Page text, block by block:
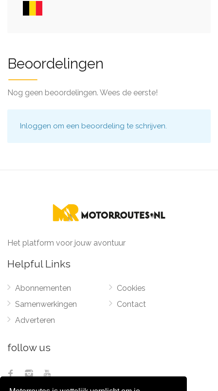
Beoordelingen
Nog geen beoordelingen. Wees de eerste!
Inloggen om een beoordeling te schrijven.
Het platform voor jouw avontuur
Helpful Links
Abonnementen
Samenwerkingen
Adverteren
Cookies
Contact
follow us